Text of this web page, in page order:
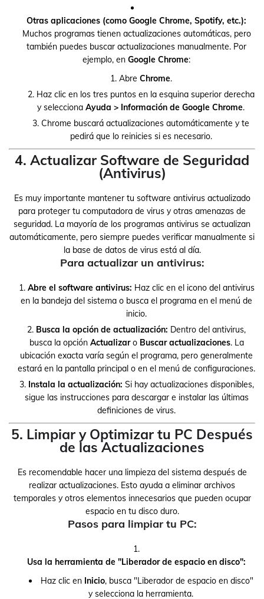
Otras aplicaciones (como Google Chrome, Spotify, etc.):
Muchos programas tienen actualizaciones automáticas, pero
también puedes buscar actualizaciones manualmente. Por
ejemplo, en Google Chrome:
Abre Chrome.
Haz clic en los tres puntos en la esquina superior derecha
y selecciona Ayuda > Información de Google Chrome.
Chrome buscará actualizaciones automáticamente y te
pedirá que lo reinicies si es necesario.
4. Actualizar Software de Seguridad
(Antivirus)
Es muy importante mantener tu software antivirus actualizado
para proteger tu computadora de virus y otras amenazas de
seguridad. La mayoría de los programas antivirus se actualizan
automáticamente, pero siempre puedes verificar manualmente si
la base de datos de virus está al día.
Para actualizar un antivirus:
Abre el software antivirus: Haz clic en el icono del antivirus
en la bandeja del sistema o busca el programa en el menú de
inicio.
Busca la opción de actualización: Dentro del antivirus,
busca la opción Actualizaro Buscar actualizaciones. La
ubicación exacta varía según el programa, pero generalmente
estará en la pantalla principal o en el menú de configuraciones.
Instala la actualización: Si hay actualizaciones disponibles,
sigue las instrucciones para descargar e instalar las últimas
definiciones de virus.
5. Limpiar y Optimizar tu PC Después
de las Actualizaciones
Es recomendable hacer una limpieza del sistema después de
realizar actualizaciones. Esto ayuda a eliminar archivos
temporales y otros elementos innecesarios que pueden ocupar
espacio en tu disco duro.
Pasos para limpiar tu PC:
Usa la herramienta de "Liberador de espacio en disco":
Haz clic en Inicio, busca "Liberador de espacio en disco"
y selecciona la herramienta.